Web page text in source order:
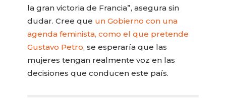
la gran victoria de Francia”, asegura sin
dudar. Cree que un Gobierno con una
agenda feminista, como el que pretende
Gustavo Petro, se esperaría que las
mujeres tengan realmente voz en las
decisiones que conducen este país.